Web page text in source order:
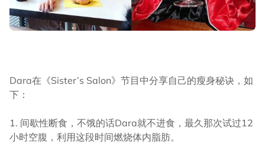
Dara在《Sister’s Salon》节目中分享自己的瘦身秘诀，如
下：
1. 间歇性断食，不饿的话Dara就不进食，最久那次试过12
小时空腹，利用这段时间燃烧体内脂肪。